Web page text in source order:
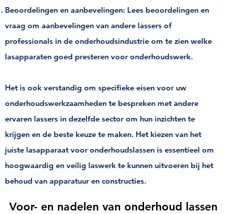
Beoordelingen en aanbevelingen: Lees beoordelingen en
vraag om aanbevelingen van andere lassers of
professionals in de onderhoudsindustrie om te zien welke
lasapparaten goed presteren voor onderhoudswerk.
Het is ook verstandig om specifieke eisen voor uw
onderhoudswerkzaamheden te bespreken met andere
ervaren lassers in dezelfde sector om hun inzichten te
krijgen en de beste keuze te maken. Het kiezen van het
juiste lasapparaat voor onderhoudslassen is essentieel om
hoogwaardig en veilig laswerk te kunnen uitvoeren bij het
behoud van apparatuur en constructies.
Voor- en nadelen van onderhoud lassen